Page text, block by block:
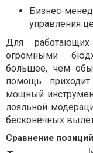
Бизнес-
управления
Для
огромными
большее, чем
помощь
мощный
лояльной
бесконечных
Сравнение